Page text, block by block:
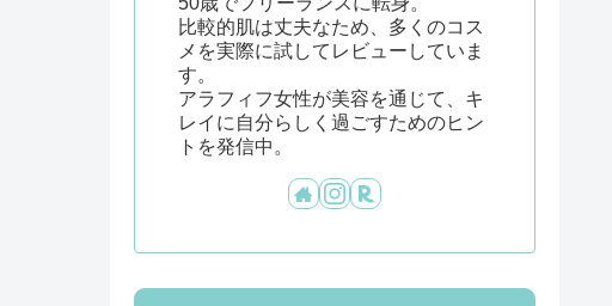
比較的肌は丈夫なため、多くのコス
メを実際に試してレビューしていま
す。
アラフィフ女性が美容を通じて、キ
レイに自分らしく過ごすためのヒン
トを発信中。